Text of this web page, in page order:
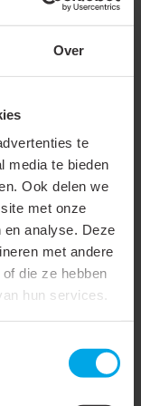
Over
te
media te bieden
Ook delen we
met onze
analyse. Deze
met andere
die ze hebben
hun services.